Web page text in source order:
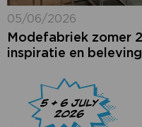
05/06/2026
Modefabriek zomer
inspiratie en